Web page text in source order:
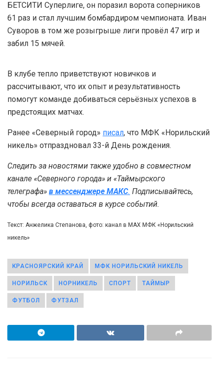
БЕТСИТИ Суперлиге, он поразил ворота соперников
61 раз и стал лучшим бомбардиром чемпионата. Иван
Суворов в том же розыгрыше лиги провёл 47 игр и
забил 15 мячей.
В клубе тепло приветствуют новичков и
рассчитывают, что их опыт и результативность
помогут команде добиваться серьёзных успехов в
предстоящих матчах.
Ранее «Северный город» писал, что МФК «Норильский
никель» отпраздновал 33-й День рождения.
Следить за новостями также удобно в совместном
канале «Северного города» и «Таймырского
телеграфа» в мессенджере MAКС. Подписывайтесь,
чтобы всегда оставаться в курсе событий.
Текст: Анжелика Степанова, фото: канал в МАХ МФК «Норильский
никель»
КРАСНОЯРСКИЙ КРАЙ МФК НОРИЛЬСКИЙ НИКЕЛЬ
НОРИЛЬСК НОРНИКЕЛЬ СПОРТ ТАЙМЫР
ФУТБОЛ ФУТЗАЛ